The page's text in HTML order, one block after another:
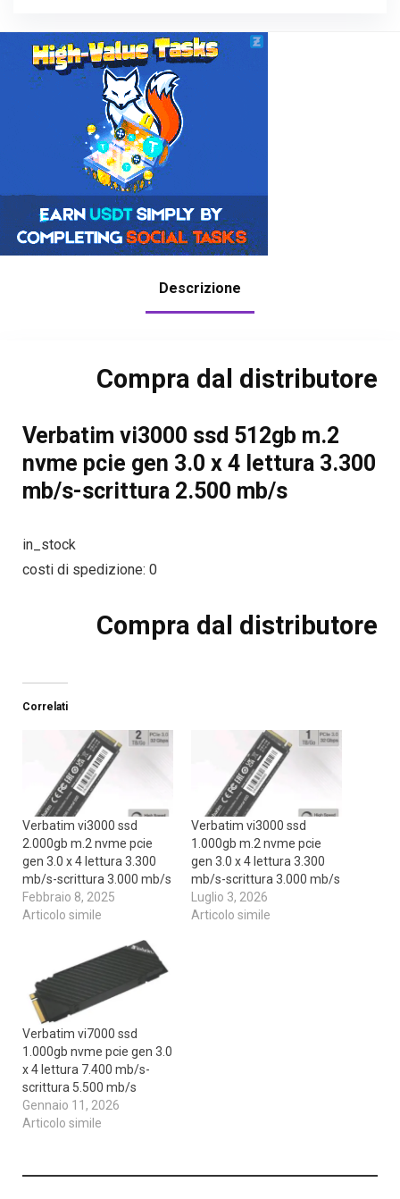
Descrizione
Compra dal distributore
Verbatim vi3000 ssd 512gb m.2
nvme pcie gen 3.0 x 4 lettura 3.300
mb/s-scrittura 2.500 mb/s
in_stock
costi di spedizione: 0
Compra dal distributore
Correlati
Verbatim vi3000 ssd
2.000gb m.2 nvme pcie
gen 3.0 x 4 lettura 3.300
mb/s-scrittura 3.000 mb/s
Febbraio 8, 2025
Articolo simile
Verbatim vi3000 ssd
1.000gb m.2 nvme pcie
gen 3.0 x 4 lettura 3.300
mb/s-scrittura 3.000 mb/s
Luglio 3, 2026
Articolo simile
Verbatim vi7000 ssd
1.000gb nvme pcie gen 3.0
x 4 lettura 7.400 mb/s-
scrittura 5.500 mb/s
Gennaio 11, 2026
Articolo simile